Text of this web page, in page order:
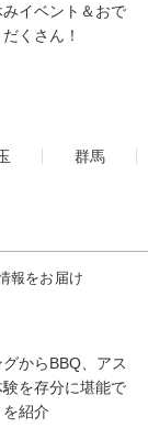
イベント＆おで
くさん！
群馬
報をお届け
からBBQ、アス
を存分に堪能で
紹介